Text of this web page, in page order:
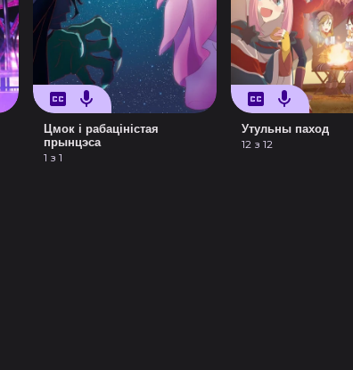
Цмок і рабаціністая
прынцэса
1 з 1
Утульны паход
12 з 12